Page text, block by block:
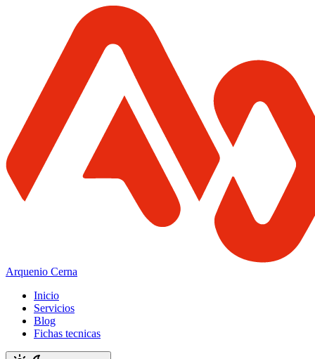
Arquenio Cerna
Inicio
Servicios
Blog
Fichas tecnicas